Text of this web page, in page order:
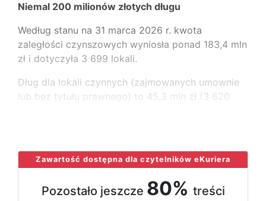
Niemal 200 milionów złotych długu
Według stanu na 31 marca 2026 r. kwota
zaległości czynszowych wyniosła ponad 183,4 mln
zł i dotyczyła 3 699 lokali.
Dług dla lokali czynnych (zajmowanych umownie
lub bez tytułu prawnego) to 45,3 mln zł (3 620
Zawartość dostępna dla czytelników eKuriera
Pozostało jeszcze 80% treści